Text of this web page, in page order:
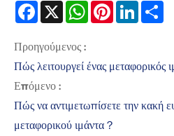
Facebook WhatsAppPinterestLinkedIn
Προηγούμενος :
Πώς λειτουργεί ένας μεταφορικός
Επόμενο :
Πώς να αντιμετωπίσετε την κακή
μεταφορικού ιμάντα？